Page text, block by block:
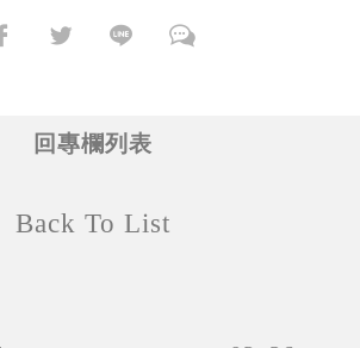
回專欄列表
Back To List